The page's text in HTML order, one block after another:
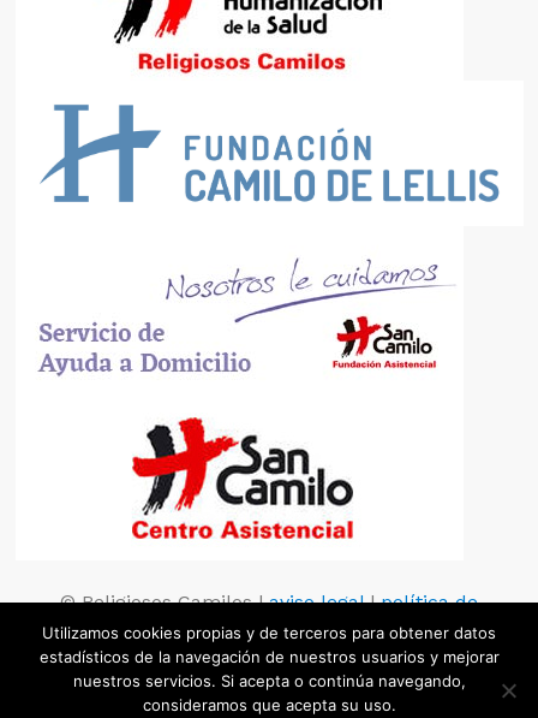
© Religiosos Camilos |aviso legal|política de
privacidad| política de cookies
Utilizamos cookies propias y de terceros para obtener datos
estadísticos de la navegación de nuestros usuarios y mejorar
nuestros servicios. Si acepta o continúa navegando,
consideramos que acepta su uso.